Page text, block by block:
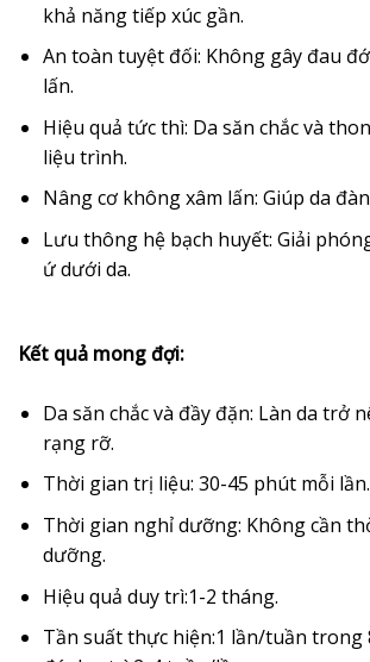
khả năng tiếp xúc gần.
An toàn tuyệt đối: Không gây đau
lấn.
Hiệu quả tức thì: Da săn chắc và
liệu trình.
Nâng cơ không xâm lấn: Giúp da
Lưu thông hệ bạch huyết: Giải
ứ dưới da.
Kết quả mong đợi:
Da săn chắc và đầy đặn: Làn da trở
rạng rỡ.
Thời gian trị liệu: 30-45 phút mỗi lần.
Thời gian nghỉ dưỡng: Không cần
dưỡng.
Hiệu quả duy trì:1-2 tháng.
Tần suất thực hiện:1 lần/tuần trong